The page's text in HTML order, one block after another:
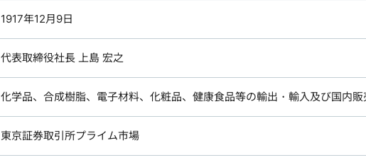
1917年12月9日
代表取締役社長 上島 宏之
化学品、合成樹脂、電子材料、化粧品、健康食品等の輸出・輸入及び国内販
東京証券取引所プライム市場